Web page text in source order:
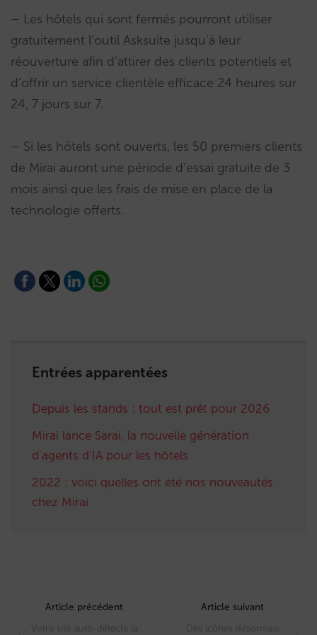
– Les hôtels qui sont fermés pourront utiliser
gratuitement l’outil Asksuite jusqu’à leur
réouverture afin d’attirer des clients potentiels et
d’offrir un service clientèle efficace 24 heures sur
24, 7 jours sur 7.
– Si les hôtels sont ouverts, les 50 premiers clients
de Mirai auront une période d’essai gratuite de 3
mois ainsi que les frais de mise en place de la
technologie offerts.
Entrées apparentées
Depuis les stands : tout est prêt pour 2026
Mirai lance Sarai, la nouvelle génération
d’agents d’IA pour les hôtels
2022 : voici quelles ont été nos nouveautés
chez Mirai
navigation
Article précédent
Votre site auto-détecte la
Article suivant
Des icônes désormais